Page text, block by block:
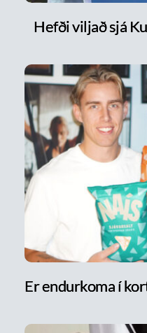
Hefði viljað sjá
Er endurkoma í